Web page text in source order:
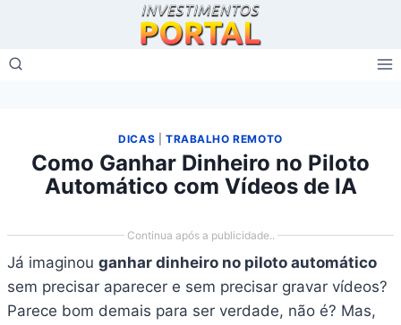
DICAS TRABALHO REMOTO
Como Ganhar Dinheiro no Piloto
Automático com Vídeos de IA
Continua após a publicidade..
Já imaginou ganhar dinheiro no piloto automático
sem precisar aparecer e sem precisar gravar vídeos?
Parece bom demais para ser verdade, não é? Mas,